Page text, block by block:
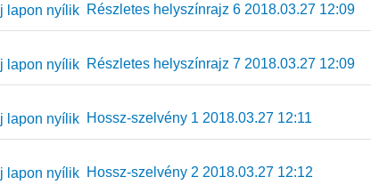
Részletes helyszínrajz 6 2018.03.27 12:09
Részletes helyszínrajz 7 2018.03.27 12:09
Hossz-szelvény 1 2018.03.27 12:11
Hossz-szelvény 2 2018.03.27 12:12